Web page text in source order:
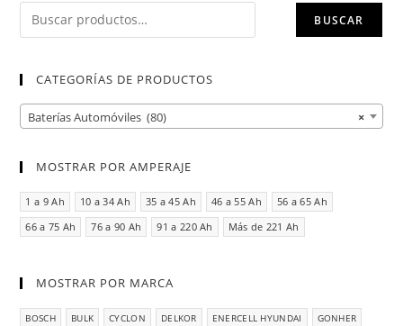
BUSCAR
CATEGORÍAS DE PRODUCTOS
×
Baterías Automóviles (80)
MOSTRAR POR AMPERAJE
1 a 9 Ah 10 a 34 Ah 35 a 45 Ah 46 a 55 Ah
56 a 65 Ah
66 a 75 Ah
76 a 90 Ah 91 a 220 Ah Más de 221 Ah
MOSTRAR POR MARCA
BOSCH BULK CYCLON DELKOR ENERCELL HYUNDAI
GONHER